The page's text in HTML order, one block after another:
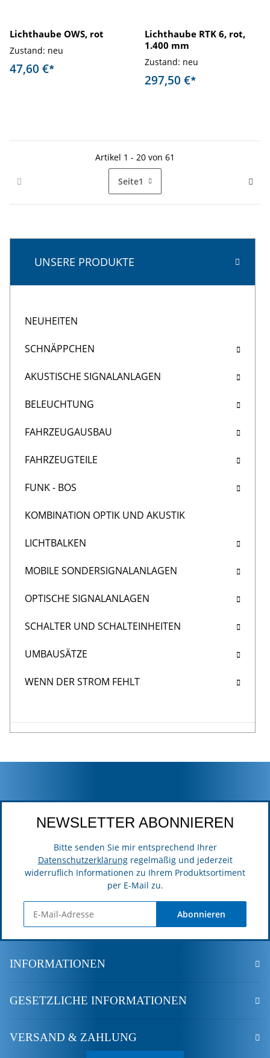
Lichthaube OWS, rot
Zustand: neu
47,60 €*
Lichthaube RTK 6, rot,
1.400 mm
Zustand: neu
297,50 €*
Artikel 1 - 20 von 61
Seite1
UNSERE PRODUKTE
NEUHEITEN
SCHNÄPPCHEN
AKUSTISCHE SIGNALANLAGEN
BELEUCHTUNG
FAHRZEUGAUSBAU
FAHRZEUGTEILE
FUNK - BOS
KOMBINATION OPTIK UND AKUSTIK
LICHTBALKEN
MOBILE SONDERSIGNALANLAGEN
OPTISCHE SIGNALANLAGEN
SCHALTER UND SCHALTEINHEITEN
UMBAUSÄTZE
WENN DER STROM FEHLT
NEWSLETTER ABONNIEREN
Bitte senden Sie mir entsprechend Ihrer
Datenschutzerklärungregelmäßig und jederzeit
widerruflich Informationen zu Ihrem Produktsortiment
per E-Mail zu.
Abonnieren
INFORMATIONEN
GESETZLICHE INFORMATIONEN
VERSAND & ZAHLUNG